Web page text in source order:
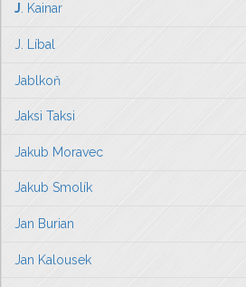
J. Kainar
J. Líbal
Jablkoň
Jaksi Taksi
Jakub Moravec
Jakub Smolík
Jan Burian
Jan Kalousek